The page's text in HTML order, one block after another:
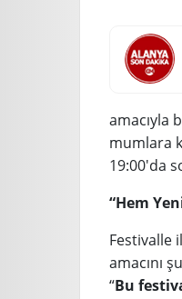
amacıyla
mumlara
19:00'da
“Hem
Festivalle
amacını
“Bu